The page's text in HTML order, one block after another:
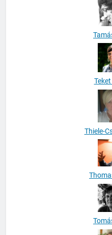
Thiele-